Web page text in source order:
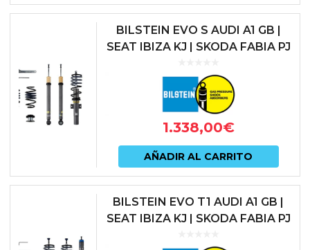
BILSTEIN EVO S AUDI A1 GB |
SEAT IBIZA KJ | SKODA FABIA PJ
1.338,00€
AÑADIR AL CARRITO
BILSTEIN EVO T1 AUDI A1 GB |
SEAT IBIZA KJ | SKODA FABIA PJ